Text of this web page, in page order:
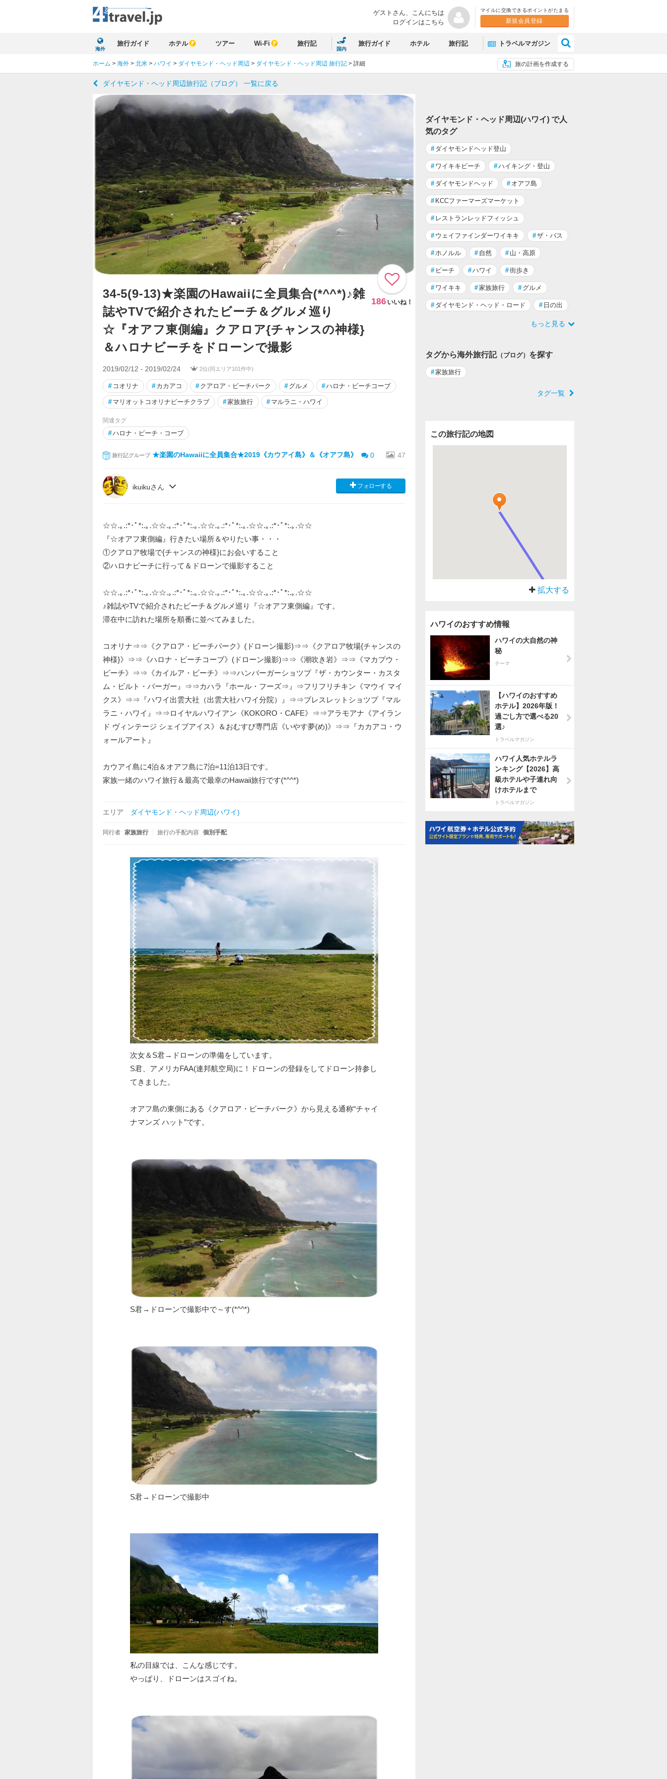
ゲストさん、 こんにちは
ログインはこちら
マイルに交換できるポイントがたまる
新規会員登録
海外
旅行ガイド ホテル ツアー Wi-Fi 旅行記
国内
旅行ガイド ホテル 旅行記 トラベルマガジン
旅の計画を作成する
ホーム > 海外 > 北米 > ハワイ > ダイヤモンド・ヘッド周辺 > ダイヤモンド・ヘッド周辺 旅行記 > 詳細
ダイヤモンド・ヘッド周辺旅行記（ブログ） 一覧に戻る
34-5(9-13)★楽園のHawaiiに全員集合(*^^*)♪雑
誌やTVで紹介されたビーチ＆グルメ巡り
☆『オアフ東側編』クアロア{チャンスの神様}
＆ハロナビーチをドローンで撮影
186 いいね！
2019/02/12 - 2019/02/24 2位(同エリア101件中)
# コオリナ # カカアコ # クアロア・ビーチパーク # グルメ #ハロナ・ビーチコーブ
# マリオットコオリナビーチクラブ #家族旅行 # マルラニ・ハワイ
関連タグ
#ハロナ・ビーチ・コーブ
旅行記グループ ★楽園のHawaiiに全員集合★2019《カウアイ島》＆《オアフ島》 0 47
ikuikuさん フォローする
☆☆.｡.:*･ﾟ*:.｡.☆☆.｡.:*･ﾟ*:.｡.☆☆.｡.:*･ﾟ*:.｡.☆☆.｡.:*･ﾟ*:.｡.☆☆
『☆オアフ東側編』行きたい場所＆やりたい事・・・
①クアロア牧場で{チャンスの神様}にお会いすること
②ハロナビーチに行って＆ドローンで撮影すること
☆☆.｡.:*･ﾟ*:.｡.☆☆.｡.:*･ﾟ*:.｡.☆☆.｡.:*･ﾟ*:.｡.☆☆.｡.:*･ﾟ*:.｡.☆☆
♪雑誌やTVで紹介されたビーチ＆グルメ巡り『☆オアフ東側編』です。
滞在中に訪れた場所を順番に並べてみました。
コオリナ⇒⇒《クアロア・ビーチパーク》(ドローン撮影)⇒⇒《クアロア牧場{チャンスの
神様}》⇒⇒《ハロナ・ビーチコーブ》(ドローン撮影)⇒⇒《潮吹き岩》⇒⇒《マカプウ・
ビーチ》⇒⇒《カイルア・ビーチ》⇒⇒ハンバーガーショツプ『ザ・カウンター・カスタ
ム・ビルト・バーガー』⇒⇒カハラ『ホール・フーズ⇒』⇒フリフリチキン《マウイ マイ
クス》⇒⇒『ハワイ出雲大社（出雲大社ハワイ分院）』⇒⇒ブレスレットショツプ『マル
ラニ・ハワイ』⇒⇒ロイヤルハワイアン《KOKORO・CAFE》⇒⇒アラモアナ《アイラン
ド ヴィンテージ シェイブアイス》＆おむすび専門店《いやす夢(め)》⇒⇒『カカアコ・ウ
ォールアート』
カウアイ島に4泊＆オアフ島に7泊=11泊13日です。
家族一緒のハワイ旅行＆最高で最幸のHawaii旅行です(*^^*)
エリア ダイヤモンド・ヘッド周辺(ハワイ)
同行者 家族旅行 旅行の手配内容 個別手配
次女＆S君→ドローンの準備をしています。
S君、アメリカFAA(連邦航空局)に！ドローンの登録をしてドローン持参し
てきました。
オアフ島の東側にある《クアロア・ビーチパーク》から見える通称“チャイ
ナマンズ ハット”です。
S君→ドローンで撮影中で～す(*^^*)
S君→ドローンで撮影中
私の目線では、こんな感じです。
やっぱり、ドローンはスゴイね。
ダイヤモンド・ヘッド周辺(ハワイ) で人
気のタグ
# ダイヤモンドヘッド登山
# ワイキキビーチ #ハイキング・登山
# ダイヤモンドヘッド # オアフ島
# KCCファーマーズマーケット
# レストランレッドフィッシュ
# ウェイファインダーワイキキ #ザ・バス
#ホノルル # 自然 # 山・高原
# ビーチ #ハワイ #街歩き
# ワイキキ #家族旅行 # グルメ
# ダイヤモンド・ヘッド・ロード # 日の出
もっと見る
タグから海外旅行記（ブログ） を探す
#家族旅行
タグ一覧
この旅行記の地図
拡大する
ハワイのおすすめ情報
ハワイの大自然の神
秘
テーマ
【ハワイのおすすめ
ホテル】2026年版！
過ごし方で選べる20
選♪
トラベルマガジン
ハワイ人気ホテルラ
ンキング【2026】高
級ホテルや子連れ向
けホテルまで
トラベルマガジン